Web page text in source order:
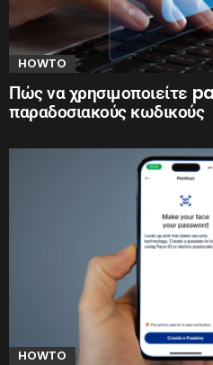
HOWTO
Πώς να χρησιμοποιείτε
παραδοσιακούς κωδικούς
HOWTO